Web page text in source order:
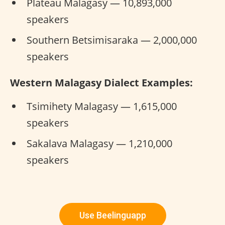
Plateau Malagasy — 10,893,000
speakers
Southern Betsimisaraka — 2,000,000
speakers
Western Malagasy Dialect Examples:
Tsimihety Malagasy — 1,615,000
speakers
Sakalava Malagasy — 1,210,000
speakers
Use Beelinguapp